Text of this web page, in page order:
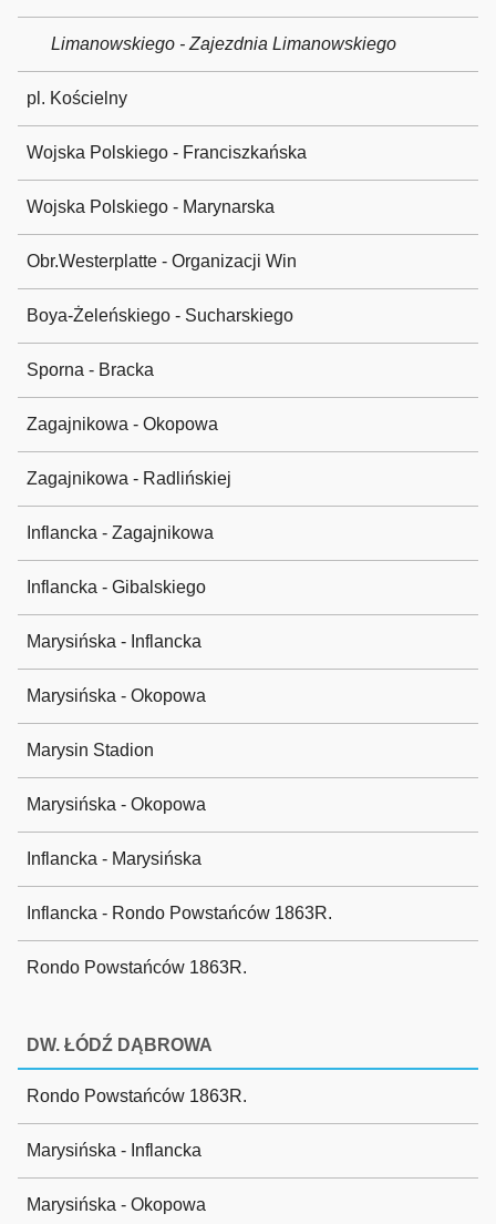
Limanowskiego - Zajezdnia Limanowskiego
pl. Kościelny
Wojska Polskiego - Franciszkańska
Wojska Polskiego - Marynarska
Obr.Westerplatte - Organizacji Win
Boya-Żeleńskiego - Sucharskiego
Sporna - Bracka
Zagajnikowa - Okopowa
Zagajnikowa - Radlińskiej
Inflancka - Zagajnikowa
Inflancka - Gibalskiego
Marysińska - Inflancka
Marysińska - Okopowa
Marysin Stadion
Marysińska - Okopowa
Inflancka - Marysińska
Inflancka - Rondo Powstańców 1863R.
Rondo Powstańców 1863R.
DW. ŁÓDŹ DĄBROWA
Rondo Powstańców 1863R.
Marysińska - Inflancka
Marysińska - Okopowa